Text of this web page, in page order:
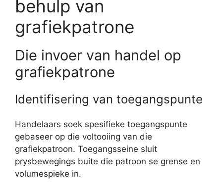
behulp van
grafiekpatrone
Die invoer van handel op
grafiekpatrone
Identifisering van toegangspunte
Handelaars soek spesifieke toegangspunte
gebaseer op die voltooiing van die
grafiekpatroon. Toegangsseine sluit
prysbewegings buite die patroon se grense en
volumespieke in.